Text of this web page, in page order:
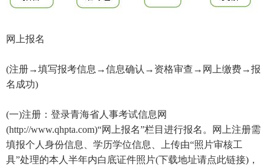
网上报名
(注册→填写报考信息→信息确认→资格审查→网上缴费→报
名成功)
(一)注册：登录青海省人事考试信息网
(http://www.qhpta.com)“网上报名”栏目进行报名。网上注册需
填报个人身份信息、学历学位信息、上传由“照片审核工
具”处理的本人半年内白底证件照片(下载地址请点此链接)，